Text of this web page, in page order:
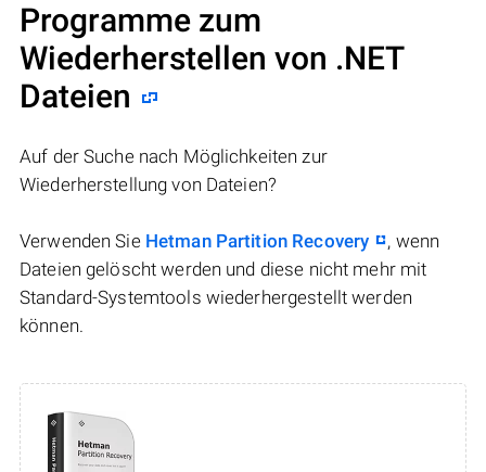
Programme zum
Wiederherstellen von .NET
Dateien
Auf der Suche nach Möglichkeiten zur
Wiederherstellung von Dateien?
Verwenden Sie Hetman Partition Recovery
, wenn
Dateien gelöscht werden und diese nicht mehr mit
Standard-Systemtools wiederhergestellt werden
können.